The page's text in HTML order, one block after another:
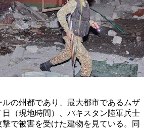
の州都であり、最大都市であるムザ
（現地時間）、パキスタン陸軍兵士
で被害を受けた建物を見ている。同